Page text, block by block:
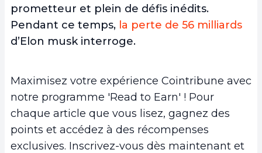
prometteur et plein de défis inédits.
Pendant ce temps, la perte de 56 milliards
d’Elon musk interroge.
Maximisez votre expérience Cointribune avec
notre programme 'Read to Earn' ! Pour
chaque article que vous lisez, gagnez des
points et accédez à des récompenses
exclusives. Inscrivez-vous dès maintenant et